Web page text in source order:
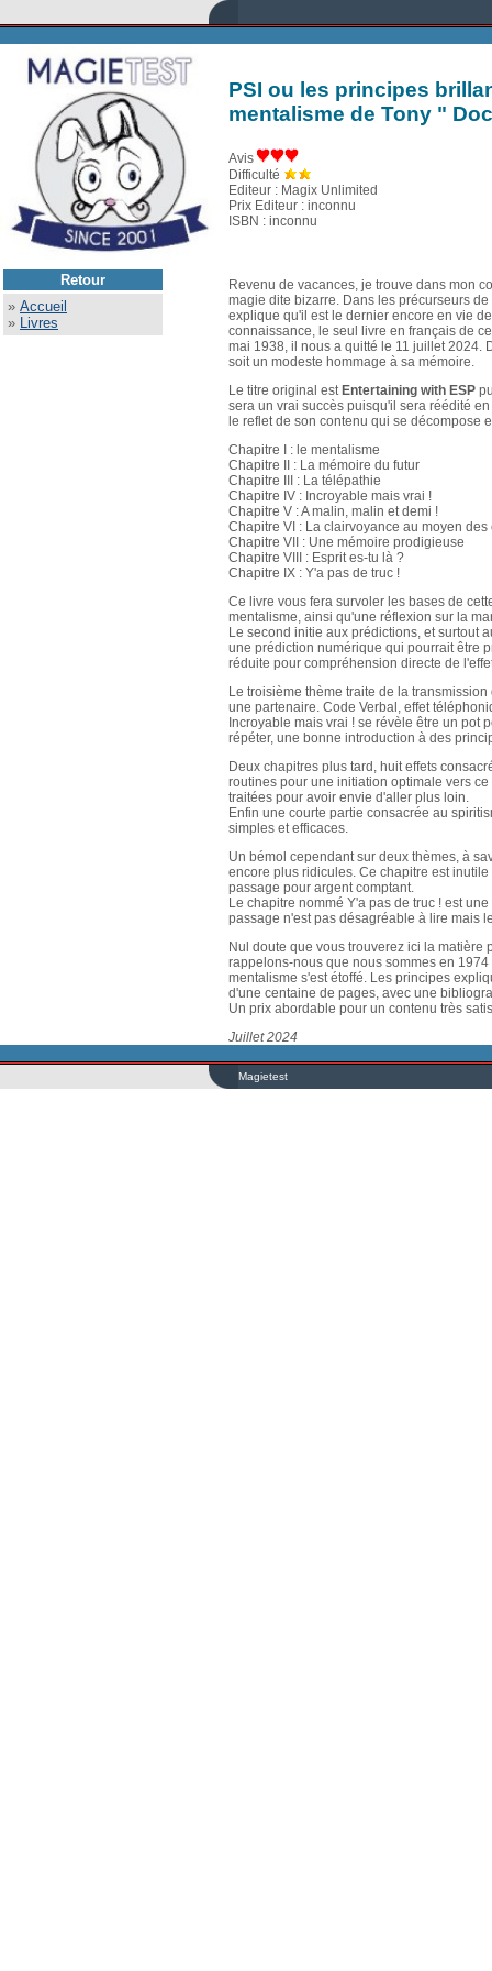
Retour
» Accueil
» Livres
PSI ou les principes
mentalisme de Tony "
Avis
Difficulté
Editeur : Magix Unlimited
Prix Editeur : inconnu
ISBN : inconnu
Revenu de vacances, je trouve dans mon
magie dite bizarre. Dans les précurseurs
explique qu'il est le dernier encore en vie
connaissance, le seul livre en français de
mai 1938, il nous a quitté le 11 juillet 2024.
soit un modeste hommage à sa mémoire.
Le titre original est Entertaining with ESP
sera un vrai succès puisqu'il sera réédité
le reflet de son contenu qui se décompose
Chapitre I : le mentalisme
Chapitre II : La mémoire du futur
Chapitre III : La télépathie
Chapitre IV : Incroyable mais vrai !
Chapitre V : A malin, malin et demi !
Chapitre VI : La clairvoyance au moyen des
Chapitre VII : Une mémoire prodigieuse
Chapitre VIII : Esprit es-tu là ?
Chapitre IX : Y'a pas de truc !
Ce livre vous fera survoler les bases de
mentalisme, ainsi qu'une réflexion sur la
Le second initie aux prédictions, et surtout
une prédiction numérique qui pourrait être
réduite pour compréhension directe de
Le troisième thème traite de la
une partenaire. Code Verbal, effet
Incroyable mais vrai ! se révèle être un pot
répéter, une bonne introduction à des
Deux chapitres plus tard, huit effets
routines pour une initiation optimale vers
traitées pour avoir envie d'aller plus loin.
Enfin une courte partie consacrée au
simples et efficaces.
Un bémol cependant sur deux thèmes, à
encore plus ridicules. Ce chapitre est
passage pour argent comptant.
Le chapitre nommé Y'a pas de truc ! est
passage n'est pas désagréable à lire mais
Nul doute que vous trouverez ici la matière
rappelons-nous que nous sommes en
mentalisme s'est étoffé. Les principes
d'une centaine de pages, avec une
Un prix abordable pour un contenu très
Juillet 2024
Magietest